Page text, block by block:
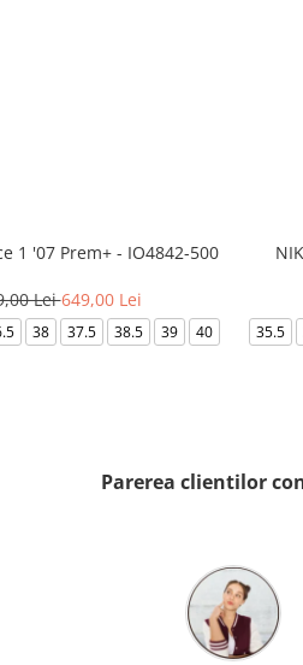
1 '07 Prem+ - IO4842-500
Lei649,00 Lei
38 37.5 38.5 39 40 35.5
Parerea clientilor